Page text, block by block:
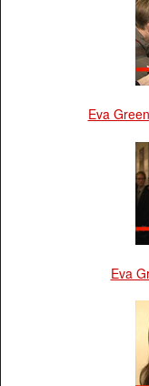
Eva Green
Eva